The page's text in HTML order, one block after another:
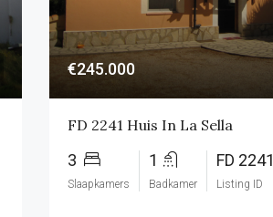
€245.000
FD 2241 Huis In La Sella
3
Slaapkamers
1
Badkamer
FD 2241
Listing ID